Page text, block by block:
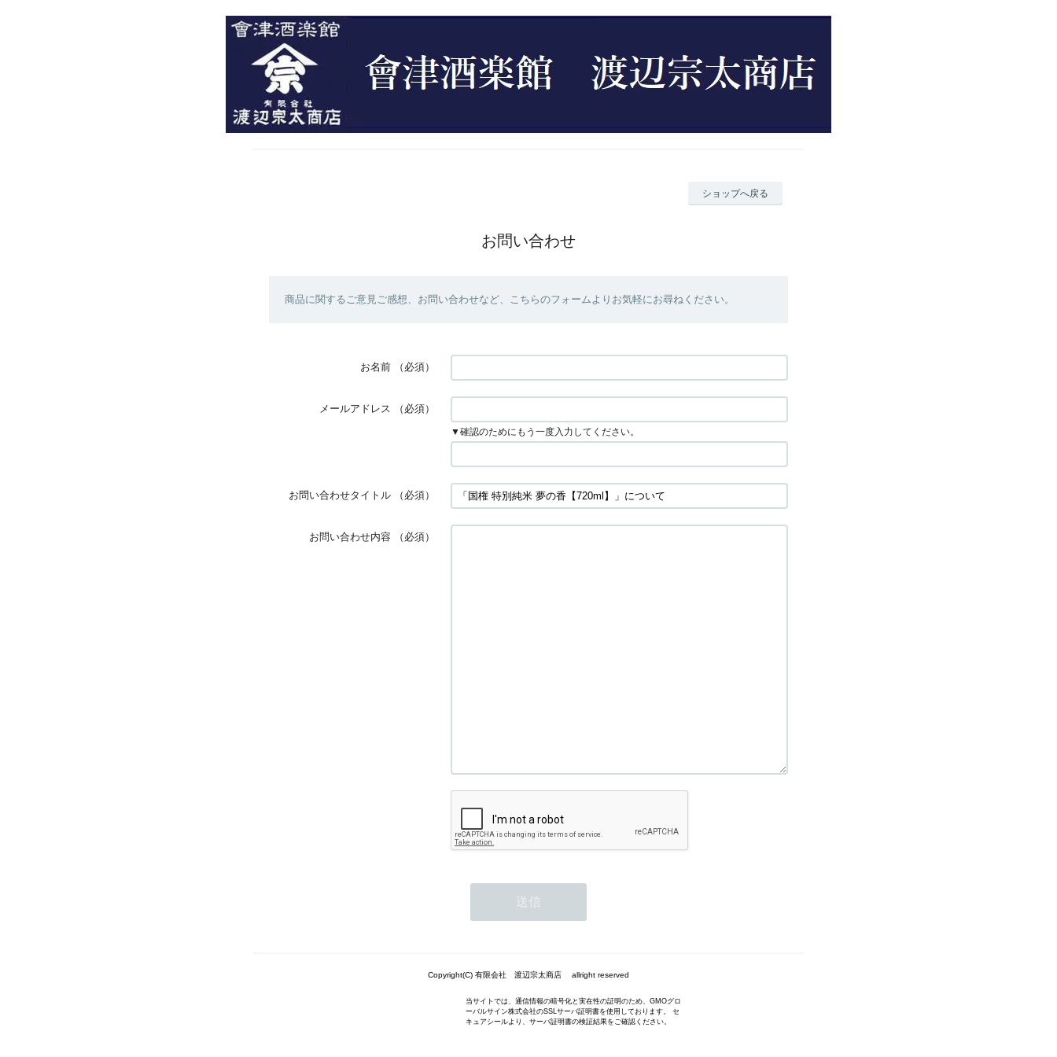
ショップへ戻る
お問い合わせ
商品に関するご意見ご感想、お問い合わせなど、こちらのフォームよりお気軽にお尋ねください。
お名前 （必須）
メールアドレス （必須）
▼確認のためにもう一度入力してください。
お問い合わせタイトル （必須）
お問い合わせ内容 （必須）
Copyright(C) 有限会社 渡辺宗太商店 allright reserved
当サイトでは、通信情報の暗号化と実在性の証明のため、GMOグロ
ーバルサイン株式会社のSSLサーバ証明書を使用しております。 セ
キュアシールより、サーバ証明書の検証結果をご確認ください。